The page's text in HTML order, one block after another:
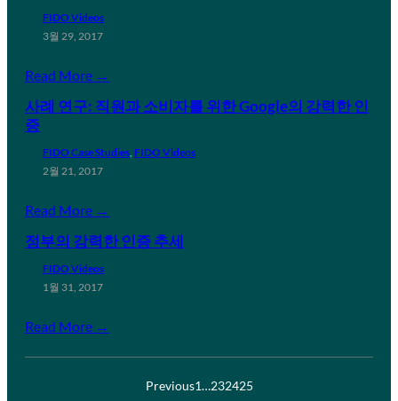
FIDO Videos
3월 29, 2017
Read More →
사례 연구: 직원과 소비자를 위한 Google의 강력한 인
증
FIDO Case Studies FIDO Videos
2월 21, 2017
Read More →
정부의 강력한 인증 추세
FIDO Videos
1월 31, 2017
Read More →
Previous1…232425